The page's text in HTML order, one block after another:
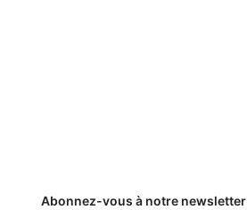
Abonnez-vous à notre newsletter